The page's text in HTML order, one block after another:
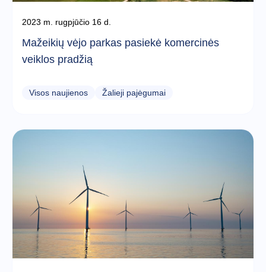
2023 m. rugpjūčio 16 d.
Mažeikių vėjo parkas pasiekė komercinės
veiklos pradžią
Visos naujienos Žalieji pajėgumai